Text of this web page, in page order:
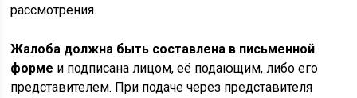
рассмотрения.
Жалоба должна быть составлена в письменной
форме и подписана лицом, её подающим, либо его
представителем. При подаче через представителя